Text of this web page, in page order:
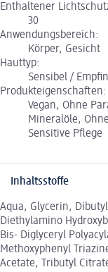
Enthaltener
30
Anwendungsbereich:
Körper, Gesicht
Hauttyp:
Sensibel /
Produkteigenschaften:
Vegan, Ohne
Mineralöle,
Sensitive Pflege
Inhaltsstoffe
Aqua, Glycerin,
Diethylamino
Bis- Diglyceryl
Methoxyphenyl
Acetate, Tributyl